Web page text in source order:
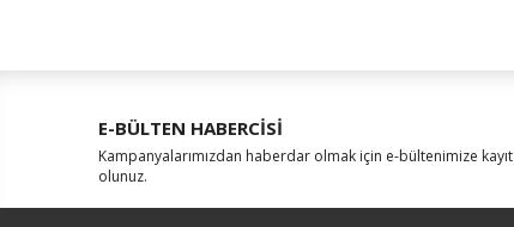
E-BÜLTEN HABERCİSİ
Kampanyalarımızdan haberdar olmak için e-bültenimize kayıt
olunuz.